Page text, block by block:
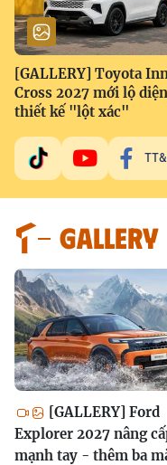
[GALLERY] Toyota
Cross 2027 mới lộ
thiết kế "lột xác"
GALLERY
[GALLERY] Ford
Explorer 2027 nâng
mạnh tay - thêm ba